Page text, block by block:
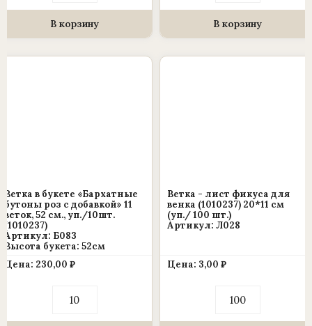
в
букете
7
В корзину
букетная
осоки
В корзину
Ветка в букете «Бархатные
бутоны роз с добавкой» 11
веток, 52 см., уп./10шт.
(1010237)
Артикул: Б083
Высота букета: 52см
Цена: 230,00 ₽
товара
Ветка - лист фикуса для
венка (1010237) 20*11 см
(уп./ 100 шт.)
Артикул: Л028
Цена: 3,00 ₽
товара